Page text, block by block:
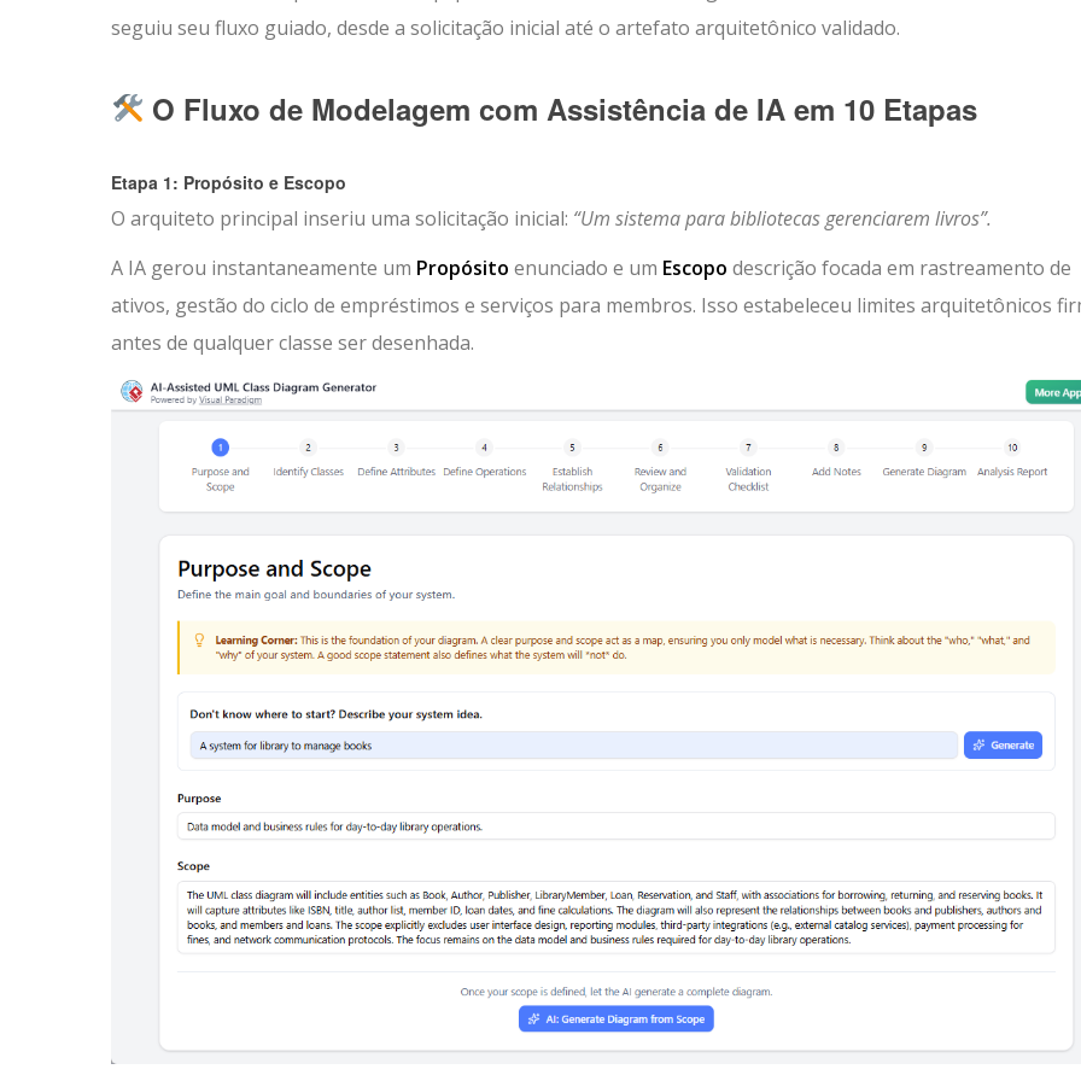
seguiu seu fluxo guiado, desde a solicitação inicial até o artefato arquitetônico validado.
O Fluxo de Modelagem com Assistência de IA em 10 Etapas
Etapa 1: Propósito e Escopo
O arquiteto principal inseriu uma solicitação inicial: “Um sistema para bibliotecas gerenciarem livros”.
A IA gerou instantaneamente um Propósito enunciado e um Escopo descrição focada em rastreamento de
ativos, gestão do ciclo de empréstimos e serviços para membros. Isso estabeleceu limites arquitetônicos
antes de qualquer classe ser desenhada.